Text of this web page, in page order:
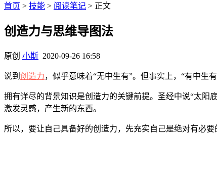
首页 > 技能 > 阅读笔记 > 正文
创造力与思维导图法
原创 小斯 2020-09-26 16:58
说到 创造力，似乎意味着“无中生有”。但事实上，“有中生有
拥有详尽的背景知识是创造力的关键前提。圣经中说“太阳
激发灵感，产生新的东西。
所以，要让自己具备好的创造力，先充实自己是绝对有必